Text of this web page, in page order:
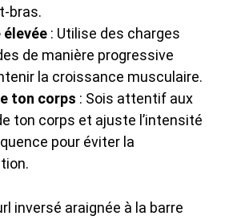
bras.
: Utilise des charges
de manière progressive
la croissance musculaire.
ton corps : Sois attentif aux
ton corps et ajuste l’intensité
pour éviter la
inversé araignée à la barre